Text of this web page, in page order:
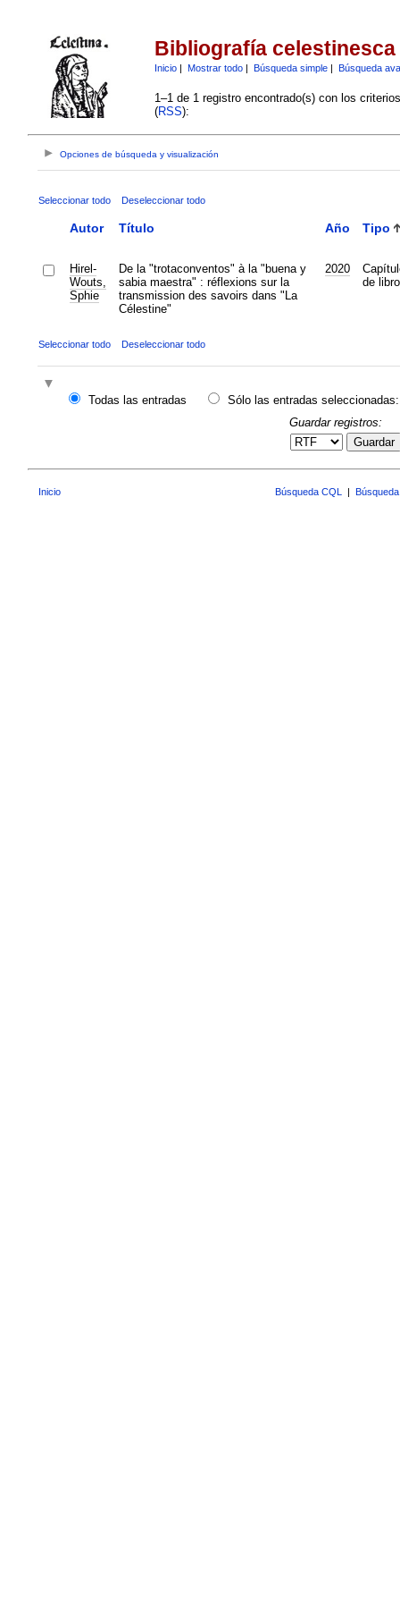
Bibliografía celestinesca
Inicio| Mostrar todo| Búsqueda simple| Búsqueda
1–1 de 1 registro encontrado(s) con los
(RSS):
Opciones de búsqueda y visualización
Seleccionar todo Deseleccionar todo
Autor Título Año Tipo
Hirel-
Wouts,
Sphie
De la "trotaconventos" à la "buena y
sabia maestra" : réflexions sur la
transmission des savoirs dans "La
Célestine"
2020
de libro
Seleccionar todo Deseleccionar todo
Todas las entradas
Sólo las entradas seleccionadas:
Guardar registros:
Guardar
Inicio Búsqueda CQL